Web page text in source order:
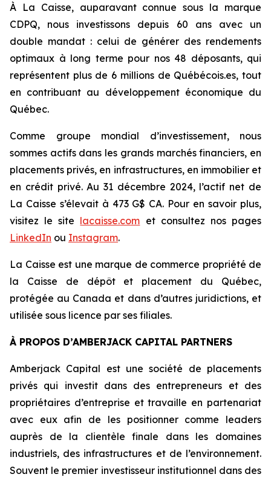
À La Caisse, auparavant connue sous la marque
CDPQ, nous investissons depuis 60 ans avec un
double mandat : celui de générer des rendements
optimaux à long terme pour nos 48 déposants, qui
représentent plus de 6 millions de Québécois.es, tout
en contribuant au développement économique du
Québec.
Comme groupe mondial d’investissement, nous
sommes actifs dans les grands marchés financiers, en
placements privés, en infrastructures, en immobilier et
en crédit privé. Au 31 décembre 2024, l’actif net de
La Caisse s’élevait à 473 G$ CA. Pour en savoir plus,
visitez le site lacaisse.com et consultez nos pages
LinkedIn ou Instagram.
La Caisse est une marque de commerce propriété de
la Caisse de dépôt et placement du Québec,
protégée au Canada et dans d’autres juridictions, et
utilisée sous licence par ses filiales.
À PROPOS D’AMBERJACK CAPITAL PARTNERS
Amberjack Capital est une société de placements
privés qui investit dans des entrepreneurs et des
propriétaires d’entreprise et travaille en partenariat
avec eux afin de les positionner comme leaders
auprès de la clientèle finale dans les domaines
industriels, des infrastructures et de l’environnement.
Souvent le premier investisseur institutionnel dans des